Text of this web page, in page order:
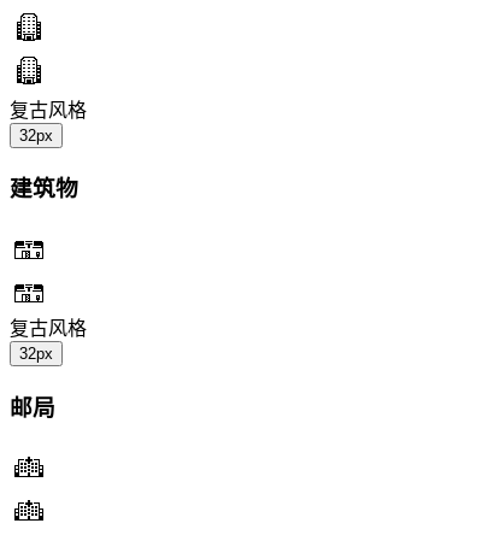
复古风格
32px
建筑物
复古风格
32px
邮局